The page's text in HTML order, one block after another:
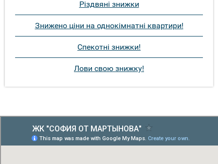
Різдвяні знижки
Знижено ціни на однокімнатні квартири!
Спекотні знижки!
Лови свою знижку!